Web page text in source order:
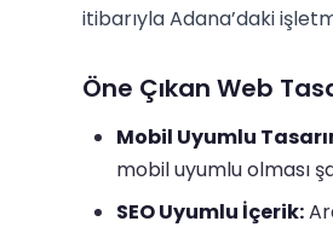
itibarıyla Adana’daki
Öne Çıkan Web
Mobil Uyumlu
mobil uyumlu olması
SEO Uyumlu İçerik: